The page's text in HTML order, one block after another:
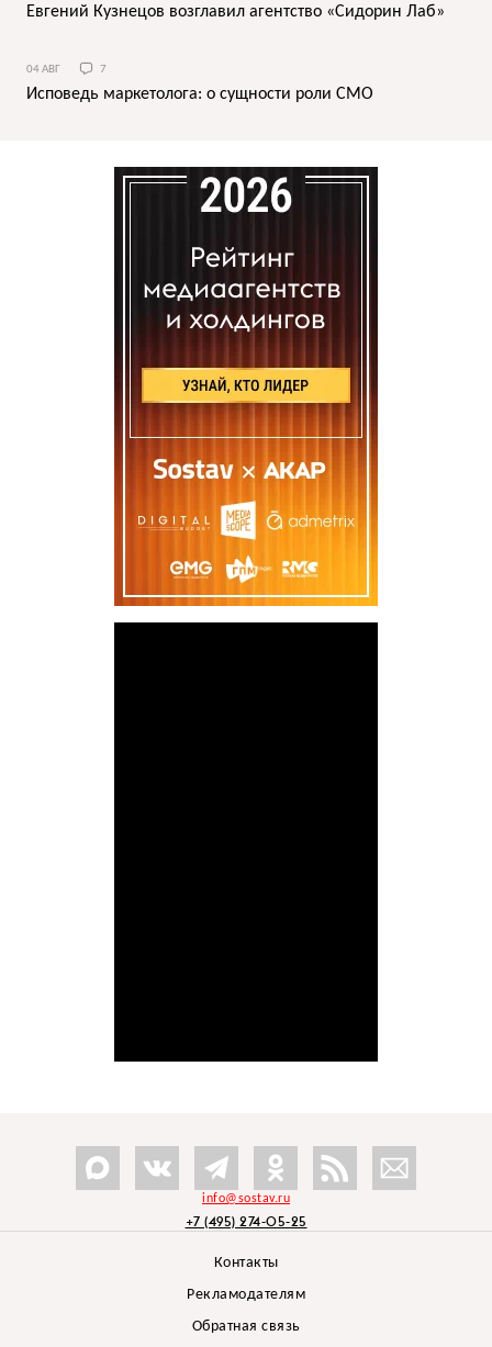
Евгений Кузнецов возглавил агентство «Сидорин Лаб»
04 АВГ 7
Исповедь маркетолога: о сущности роли СМО
info@sostav.ru
+7 (495) 274-05-25
Контакты
Рекламодателям
Обратная связь